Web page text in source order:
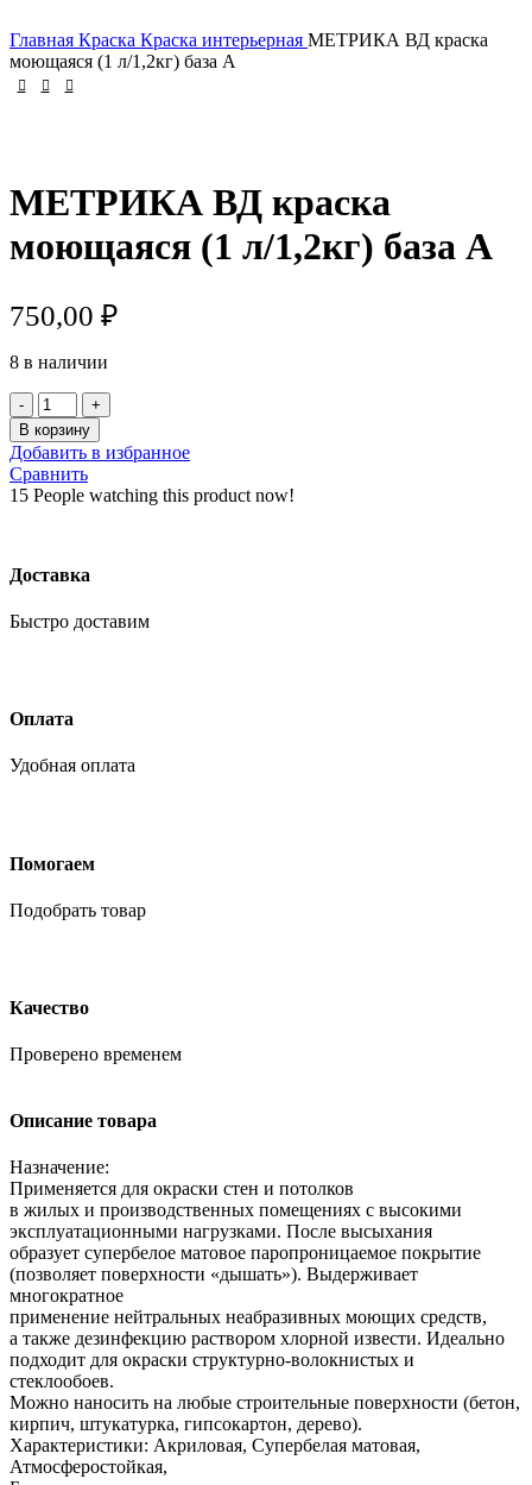
Главная Краска Краска интерьерная МЕТРИКА ВД краска
моющаяся (1 л/1,2кг) база А
МЕТРИКА ВД краска
моющаяся (1 л/1,2кг) база А
750,00 ₽
8 в наличии
Количество
товара
МЕТРИКА
ВД
краска
моющаяся
база
В корзину
Добавить в избранное
Сравнить
15 People watching this product now!
Доставка
Быстро доставим
Оплата
Удобная оплата
Помогаем
Подобрать товар
Качество
Проверено временем
Описание товара
Назначение:
Применяется для окраски стен и потолков
в жилых и производственных помещениях с высокими
эксплуатационными нагрузками. После высыхания
образует супербелое матовое паропроницаемое покрытие
(позволяет поверхности «дышать»). Выдерживает
многократное
применение нейтральных неабразивных моющих средств,
а также дезинфекцию раствором хлорной извести. Идеально
подходит для окраски структурно-волокнистых и
стеклообоев.
Можно наносить на любые строительные поверхности (бетон,
кирпич, штукатурка, гипсокартон, дерево).
Характеристики: Акриловая, Супербелая матовая,
Атмосферостойкая,